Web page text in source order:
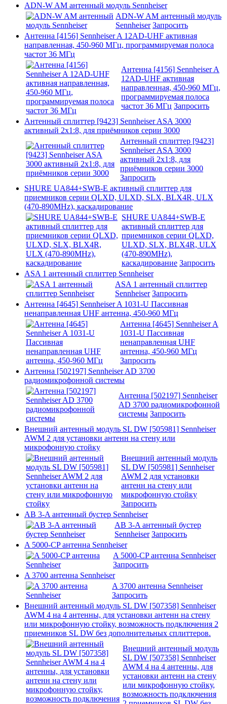
ADN-W AM антенный модуль Sennheiser
ADN-W AM антенный модуль
Sennheiser Запросить
Антенна [4156] Sennheiser A 12AD-UHF активная
направленная, 450-960 МГц, программируемая полоса
частот 36 МГц
Антенна [4156] Sennheiser A
12AD-UHF активная
направленная, 450-960 МГц,
программируемая полоса
частот 36 МГц Запросить
Антенный сплиттер [9423] Sennheiser ASA 3000
активный 2х1:8, для приёмников серии 3000
Антенный сплиттер [9423]
Sennheiser ASA 3000
активный 2х1:8, для
приёмников серии 3000
Запросить
SHURE UA844+SWB-E активный сплиттер для
приемников серии QLXD, ULXD, SLX, BLX4R, ULX
(470-890MHz), каскадирование
SHURE UA844+SWB-E
активный сплиттер для
приемников серии QLXD,
ULXD, SLX, BLX4R, ULX
(470-890MHz),
каскадирование Запросить
ASA 1 антенный сплиттер Sennheiser
ASA 1 антенный сплиттер
Sennheiser Запросить
Антенна [4645] Sennheiser A 1031-U Пассивная
ненаправленная UHF антенна, 450-960 МГц
Антенна [4645] Sennheiser A
1031-U Пассивная
ненаправленная UHF
антенна, 450-960 МГц
Запросить
Антенна [502197] Sennheiser AD 3700
радиомикрофонной системы
Антенна [502197] Sennheiser
AD 3700 радиомикрофонной
системы Запросить
Внешний антенный модуль SL DW [505981] Sennheiser
AWM 2 для установки антенн на стену или
микрофонную стойку
Внешний антенный модуль
SL DW [505981] Sennheiser
AWM 2 для установки
антенн на стену или
микрофонную стойку
Запросить
AB 3-A антенный бустер Sennheiser
AB 3-A антенный бустер
Sennheiser Запросить
A 5000-CP антенна Sennheiser
A 5000-CP антенна Sennheiser
Запросить
A 3700 антенна Sennheiser
A 3700 антенна Sennheiser
Запросить
Внешний антенный модуль SL DW [507358] Sennheiser
AWM 4 на 4 антенны, для установки антенн на стену
или микрофонную стойку, возможность подключения 2
приемников SL DW без дополнительных сплиттеров.
Внешний антенный модуль
SL DW [507358] Sennheiser
AWM 4 на 4 антенны, для
установки антенн на стену
или микрофонную стойку,
возможность подключения